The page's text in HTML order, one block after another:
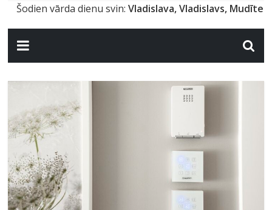
Šodien vārda dienu svin:Vladislava, Vladislavs, Mudīte